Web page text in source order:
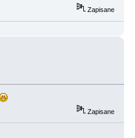
Zapisane
Zapisane